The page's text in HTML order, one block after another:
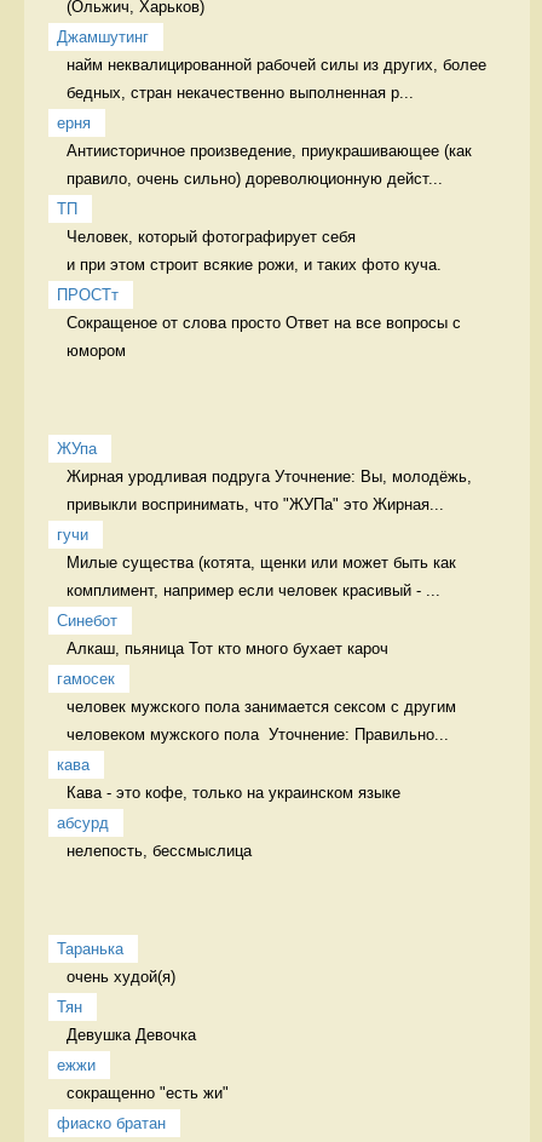
Джамшутинг
найм неквалицированной рабочей силы из других, более
бедных, стран некачественно выполненная р...
ерня
Антиисторичное произведение, приукрашивающее (как
правило, очень сильно) дореволюционную дейст...
ТП
Человек, который фотографирует себя
и при этом строит всякие рожи, и таких фото куча.
ПРОСТт
Сокращеное от слова просто Ответ на все вопросы с
юмором
ЖУпа
Жирная уродливая подруга Уточнение: Вы, молодёжь,
привыкли воспринимать, что "ЖУПа" это Жирная...
гучи
Милые существа (котята, щенки или может быть как
комплимент, например если человек красивый - ...
Синебот
Алкаш, пьяница Тот кто много бухает кароч
гамосек
человек мужского пола занимается сексом с другим
человеком мужского пола  Уточнение: Правильно...
кава
Кава - это кофе, только на украинском языке
абсурд
нелепость, бессмыслица
Таранька
очень худой(я)
Тян
Девушка Девочка
ежжи
сокращенно "есть жи"
фиаско братан